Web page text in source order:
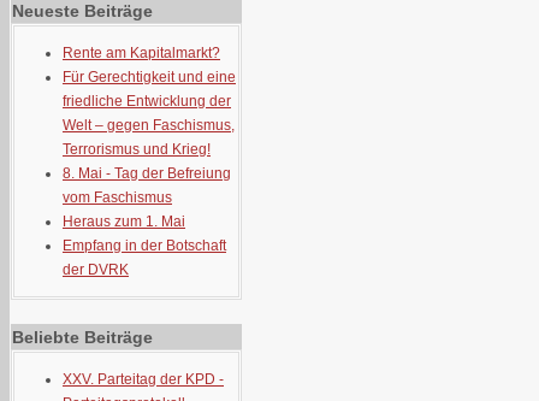
Neueste Beiträge
Rente am Kapitalmarkt?
Für Gerechtigkeit und eine
friedliche Entwicklung der
Welt – gegen Faschismus,
Terrorismus und Krieg!
8. Mai - Tag der Befreiung
vom Faschismus
Heraus zum 1. Mai
Empfang in der Botschaft
der DVRK
Beliebte Beiträge
XXV. Parteitag der KPD -